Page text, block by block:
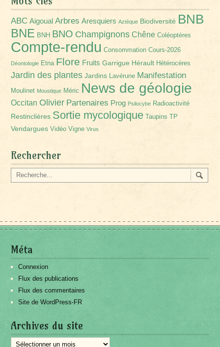
ABC Aigoual Arbres Aresquiers Aztèque Biodiversité BNB
BNE BNH BNO Champignons Chêne Coléoptères
Compte-rendu Consommation Cours-2026
Déontologie Etna Flore Fruits Garrigue Hérault Hétérocères
Jardin des plantes Jardins Lavérune Manifestation
Moulinet Moustique Méric News de géologie
Occitan Olivier Partenaires Prog Psilocybe Radioactivité
Restinclières Sortie mycologique Taupins TP
Vendargues Vidéo Vigne Virus
Rechercher
Méta
Connexion
Flux des publications
Flux des commentaires
Site de WordPress-FR
Archives du site
Archives